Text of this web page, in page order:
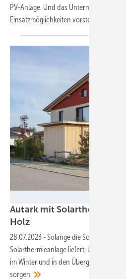
PV-Anlage. Und das Unternehmen
Einsatzmöglichkeiten vorstellen.
Autark mit Solarthermie,
Holz
28.07.2023 -Solange die Sonne ihre
Solarthermieanlage liefert, bleibt der
im Winter und in den Übergangszeiten
sorgen.